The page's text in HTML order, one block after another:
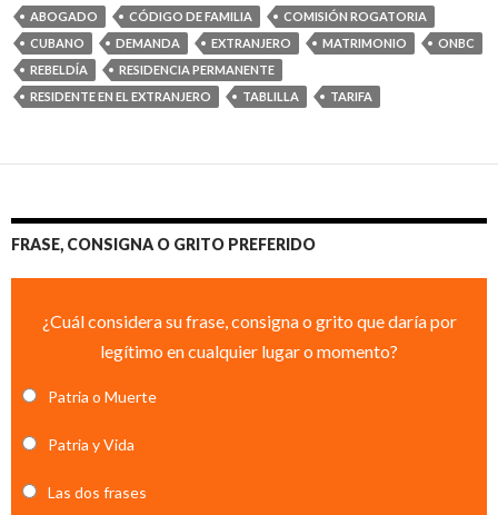
ABOGADO CÓDIGO DE FAMILIA
COMISIÓN ROGATORIA
CUBANO
DEMANDA EXTRANJERO MATRIMONIO
ONBC
REBELDÍA
RESIDENCIA PERMANENTE
RESIDENTE EN EL EXTRANJERO
TABLILLA TARIFA
FRASE, CONSIGNA O GRITO PREFERIDO
¿Cuál considera su frase, consigna o grito que daría por
legítimo en cualquier lugar o momento?
Patria o Muerte
Patria y Vida
Las dos frases